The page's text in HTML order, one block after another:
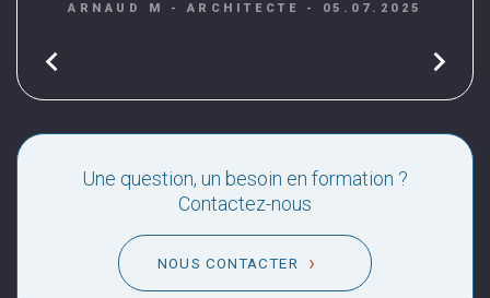
ARNAUD M - ARCHITECTE - 05.07.2025
chevron_left chevron_right
Une question, un besoin en formation ?
Contactez-nous
NOUS CONTACTER